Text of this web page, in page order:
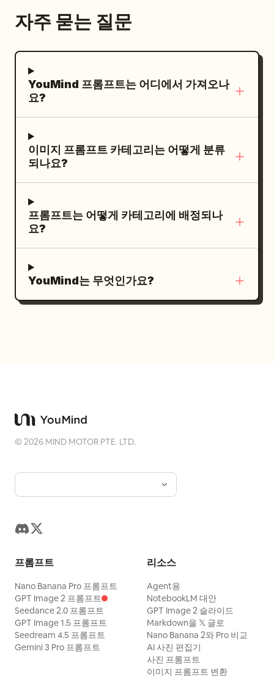
추가하여, 앉아 있는 여성이 로맨틱한 커플의
화면이나 액자를 보고 있는 실내 모습을 보여주
세요. 깔끔하고 디테일한 애니메이션 선화, 부
로, 판타지 풍선 안은 더 세련된 로맨틱 순정 만
화 스타일로 렌더링하세요. 채도가 높은 색상,
선명한 외곽선, 장난스러운 코미디 분위기를
벨 외의 추가 텍스트는 넣지 마세요.
있는 파란색 광대 후드, 빛나는 빨간 눈, 해골
라와 소매, 빨간 단추가 달린 파란색 튜닉, 주황
용하고 있습니다. 두 캐릭터 사이에는 악당의
의 무지개 나선형 마법 투사체가 있어야 합니
을 포함하세요. 오른쪽 하단 중앙 전경에는 황
동 띠와 중앙 잠금장치가 있는 닫힌 나무 보물
개, 소녀 뒤 중앙 근처의 둥근 비석 1개, 보물 상
동적인 구도, 영화 같은 조명, 달빛에 의한 강렬
를 적용하세요. 캡션, UI, 워터마크, 추가 캐릭
터는 넣지 마세요. 16:9 가로형 캔버스를 사용
spooky but adventurous
받아 세련된 현대 애니메이션 일러스트로 재해
석하세요.
자주 묻는 질문
YouMind 프롬프트는 어디에서 가져오나
요?
이미지 프롬프트 카테고리는 어떻게 분류
되나요?
프롬프트는 어떻게 카테고리에 배정되나
요?
YouMind는 무엇인가요?
©2026 MIND MOTOR PTE. LTD.
프롬프트
Nano Banana Pro 프롬프트
GPT Image 2 프롬프트
Seedance 2.0 프롬프트
GPT Image 1.5 프롬프트
Seedream 4.5 프롬프트
Gemini 3 Pro 프롬프트
리소스
Agent용
NotebookLM 대안
GPT Image 2 슬라이드
Markdown을 𝕏 글로
Nano Banana 2와 Pro 비교
AI 사진 편집기
사진 프롬프트
이미지 프롬프트 변환